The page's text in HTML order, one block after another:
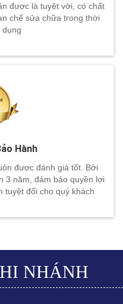
được là tuyệt vời, có chất
chế sửa chữa trong thời
dụng
Hành
được đánh giá tốt. Bởi
3 năm, đảm bảo quyền lợi
tuyệt đối cho quý khách
NHÁNH